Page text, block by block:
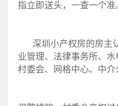
指立即送头，一查一个准
深圳小产权房的房主
业管理、法律事务所、水
村委会、网格中心、中介